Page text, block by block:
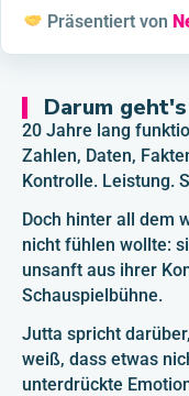
Präsentiert von
Darum geht's
20 Jahre lang
Zahlen, Daten,
Kontrolle. Leistung.
Doch hinter all dem
nicht fühlen wollte:
unsanft aus ihrer
Schauspielbühne.
Jutta spricht
weiß, dass etwas
unterdrückte